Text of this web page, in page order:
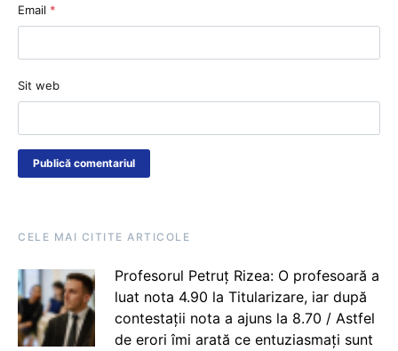
Email *
Sit web
CELE MAI CITITE ARTICOLE
Profesorul Petruț Rizea: O profesoară a
luat nota 4.90 la Titularizare, iar după
contestații nota a ajuns la 8.70 / Astfel
de erori îmi arată ce entuziasmați sunt